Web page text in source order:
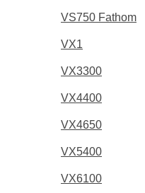
VS750 Fathom
VX1
VX3300
VX4400
VX4650
VX5400
VX6100